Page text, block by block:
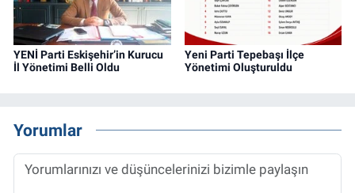
YENİ Parti Eskişehir’in Kurucu
İl Yönetimi Belli Oldu
Yeni Parti Tepebaşı İlçe
Yönetimi Oluşturuldu
Yorumlar